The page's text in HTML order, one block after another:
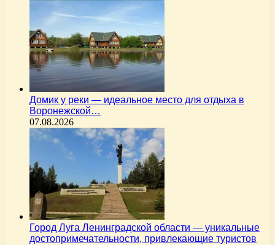
Домик у реки — идеальное место для отдыха в
Воронежской…
07.08.2026
Город Луга Ленинградской области — уникальные
достопримечательности, привлекающие туристов